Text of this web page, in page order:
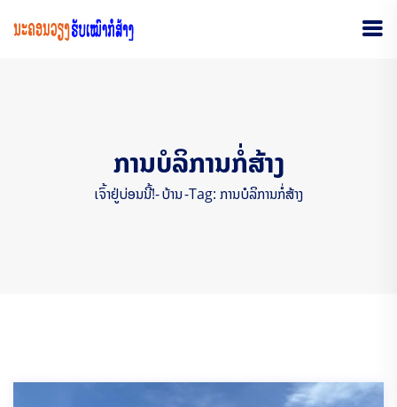
ການບໍລິການກໍ່ສ້າງ
ເຈົ້າຢູ່ບ່ອນນີ້!-ບ້ານ-Tag: ການບໍລິການກໍ່ສ້າງ